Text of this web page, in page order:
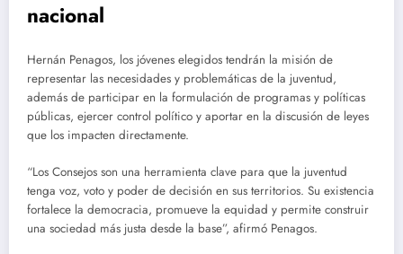
nacional
Hernán Penagos, los jóvenes elegidos tendrán la misión de
representar las necesidades y problemáticas de la juventud,
además de participar en la formulación de programas y políticas
públicas, ejercer control político y aportar en la discusión de leyes
que los impacten directamente.
“Los Consejos son una herramienta clave para que la juventud
tenga voz, voto y poder de decisión en sus territorios. Su existencia
fortalece la democracia, promueve la equidad y permite construir
una sociedad más justa desde la base”, afirmó Penagos.